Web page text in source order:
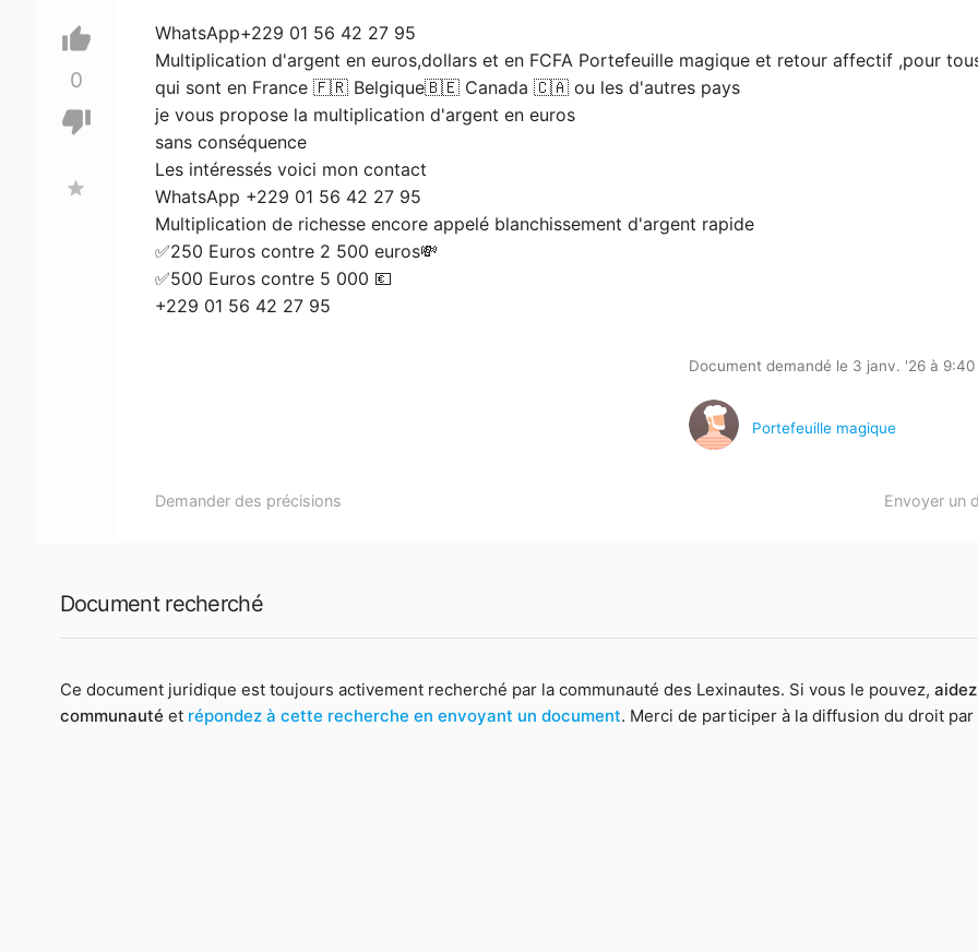
thumb_up
0
thumb_down
star
WhatsApp+229 01 56 42 27 95
Multiplication d'argent en euros,dollars et en FCFA Portefeuille magique et retour affectif ,pour
qui sont en France 🇫🇷 Belgique🇧🇪 Canada 🇨🇦 ou les d'autres pays
je vous propose la multiplication d'argent en euros
sans conséquence
Les intéressés voici mon contact
WhatsApp +229 01 56 42 27 95
Multiplication de richesse encore appelé blanchissement d'argent rapide
✅250 Euros contre 2 500 euros💸
✅500 Euros contre 5 000 💶
+229 01 56 42 27 95
Document demandé le 3 janv. '26 à 9:40
Portefeuille magique
Demander des précisions Envoyer un
Document recherché
Ce document juridique est toujours activement recherché par la communauté des Lexinautes. Si vous le pouvez,
communauté et répondez à cette recherche en envoyant un document. Merci de participer à la diffusion du droit